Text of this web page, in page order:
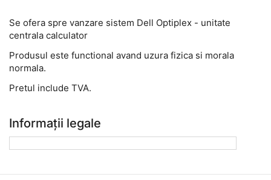
Se ofera spre vanzare sistem Dell Optiplex - unitate
centrala calculator
Produsul este functional avand uzura fizica si morala
normala.
Pretul include TVA.
Informații legale